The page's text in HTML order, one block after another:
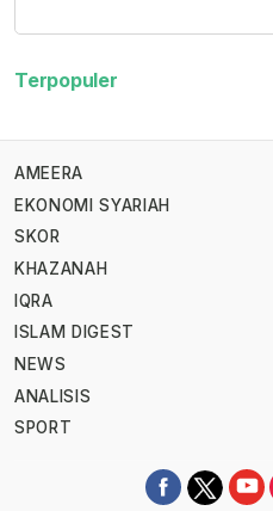
Terpopuler
AMEERA
EKONOMI SYARIAH
SKOR
KHAZANAH
IQRA
ISLAM DIGEST
NEWS
ANALISIS
SPORT